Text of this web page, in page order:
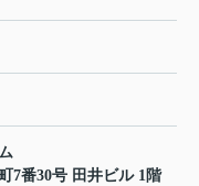
7番30号 田井ビル 1階